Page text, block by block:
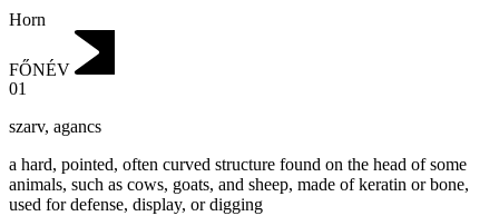
Horn
FŐNÉV
01
szarv, agancs
a hard, pointed, often curved structure found on the head of some
animals, such as cows, goats, and sheep, made of keratin or bone,
used for defense, display, or digging